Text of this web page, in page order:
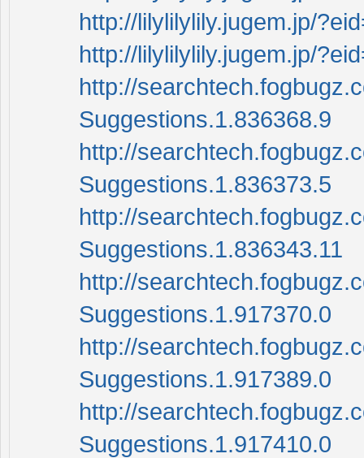
http://lilylilylily.jugem.jp/
http://lilylilylily.jugem.jp/
http://
Suggestions.1.836368.9
http://
Suggestions.1.836373.5
http://
Suggestions.1.836343.11
http://
Suggestions.1.917370.0
http://
Suggestions.1.917389.0
http://
Suggestions.1.917410.0